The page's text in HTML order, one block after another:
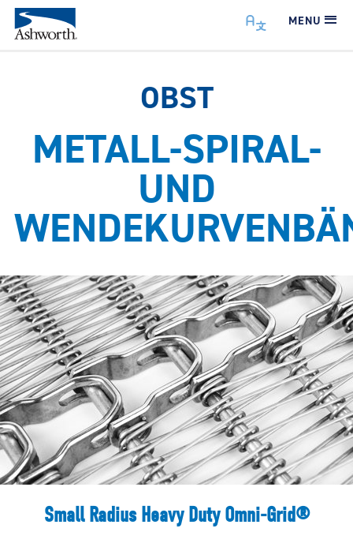
MENU
OBST
METALL-SPIRAL-
UND
Small Radius Heavy Duty Omni-Grid®